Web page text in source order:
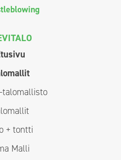
talomallisto
+ tontti
Malli